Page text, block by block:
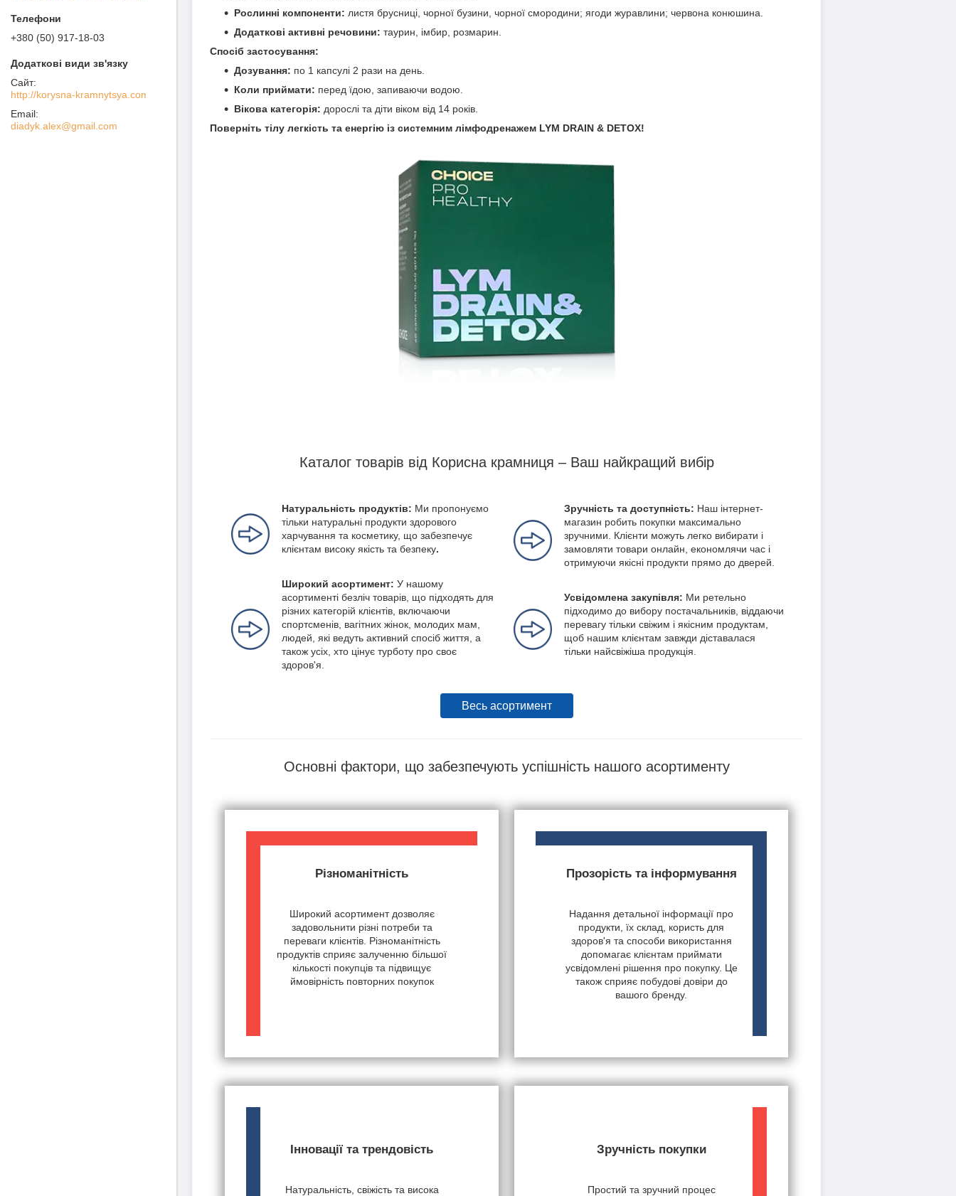
Рослинні компоненти: листя брусниці, чорної бузини, чорної смородини; ягоди журавлини; червона конюшина.
Додаткові активні речовини: таурин, імбир, розмарин.
Спосіб застосування:
Дозування: по 1 капсулі 2 рази на день.
Коли приймати: перед їдою, запиваючи водою.
Вікова категорія: дорослі та діти віком від 14 років.
Поверніть тілу легкість та енергію із системним лімфодренажем LYM DRAIN & DETOX!
Каталог товарів від Корисна крамниця – Ваш найкращий вибір
Натуральність продуктів: Ми пропонуємо
тільки натуральні продукти здорового
харчування та косметику, що забезпечує
клієнтам високу якість та безпеку.
Широкий асортимент: У нашому
асортименті безліч товарів, що підходять для
різних категорій клієнтів, включаючи
спортсменів, вагітних жінок, молодих мам,
людей, які ведуть активний спосіб життя, а
також усіх, хто цінує турботу про своє
здоров'я.
Зручність та доступність: Наш інтернет-
магазин робить покупки максимально
зручними. Клієнти можуть легко вибирати і
замовляти товари онлайн, економлячи час і
отримуючи якісні продукти прямо до дверей.
Усвідомлена закупівля: Ми ретельно
підходимо до вибору постачальників, віддаючи
перевагу тільки свіжим і якісним продуктам,
щоб нашим клієнтам завжди діставалася
тільки найсвіжіша продукція.
Весь асортимент
Основні фактори, що забезпечують успішність нашого асортименту
Різноманітність
Широкий асортимент дозволяє
задовольнити різні потреби та
переваги клієнтів. Різноманітність
продуктів сприяє залученню більшої
кількості покупців та підвищує
ймовірність повторних покупок
Прозорість та інформування
Надання детальної інформації про
продукти, їх склад, користь для
здоров'я та способи використання
допомагає клієнтам приймати
усвідомлені рішення про покупку. Це
також сприяє побудові довіри до
вашого бренду.
Інновації та трендовість
Натуральність, свіжість та висока
Зручність покупки
Простий та зручний процес
+380 (50) 917-18-03
http://korysna-kramnytsya.com
diadyk.alex@gmail.com